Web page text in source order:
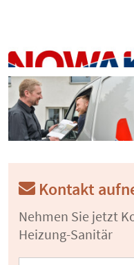
Kontakt
Nehmen Sie jetzt
Heizung-Sanitär